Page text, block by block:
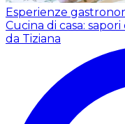
Esperienze
Cucina di casa:
da Tiziana